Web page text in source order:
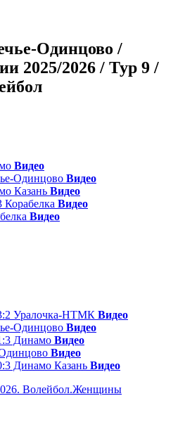
Одинцово /
2025/2026 / Тур 9 /
Видео
Одинцово Видео
Казань Видео
Видео
Видео
Уралочка-НТМК Видео
Одинцово Видео
Динамо Видео
Видео
Динамо Казань Видео
Волейбол.Женщины